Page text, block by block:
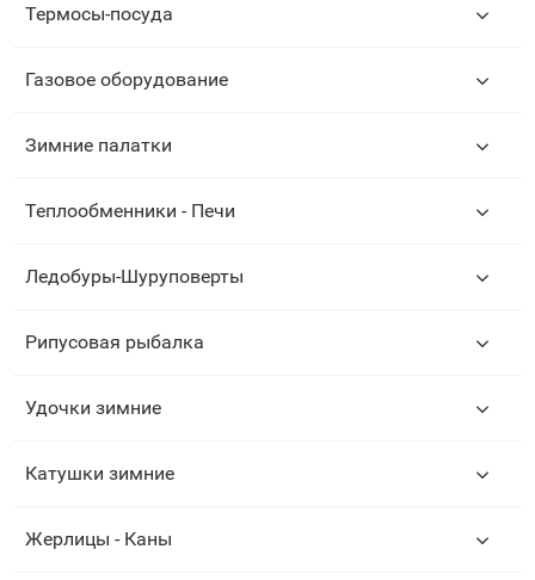
Термосы-посуда
Газовое оборудование
Зимние палатки
Теплообменники - Печи
Ледобуры-Шуруповерты
Рипусовая рыбалка
Удочки зимние
Катушки зимние
Жерлицы - Каны